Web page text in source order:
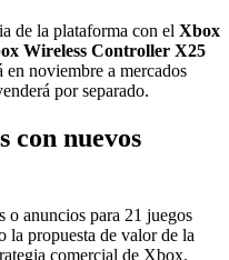
de la plataforma con el Xbox
Wireless Controller X25
noviembre a mercados
por separado.
con nuevos
o anuncios para 21 juegos
la propuesta de valor de la
comercial de Xbox.